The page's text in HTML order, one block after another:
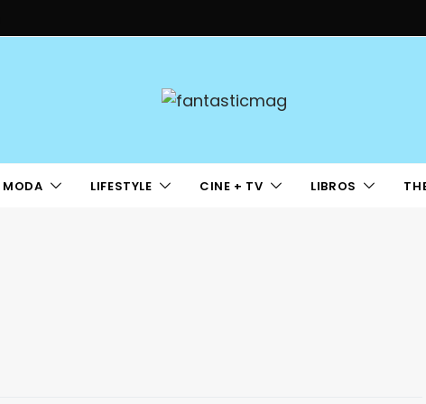
MODA LIFESTYLE CINE + TV LIBROS